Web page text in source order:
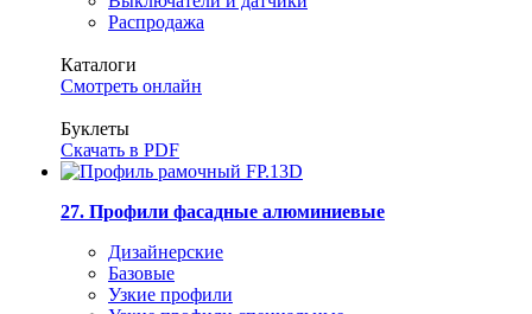
Распродажа
Каталоги
Смотреть онлайн
Буклеты
Скачать в PDF
27. Профили фасадные алюминиевые
Дизайнерские
Базовые
Узкие профили